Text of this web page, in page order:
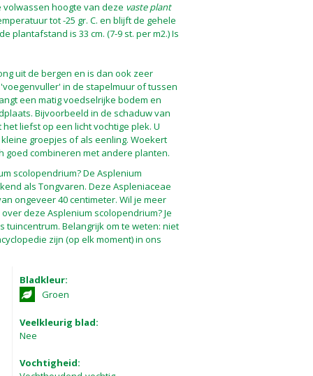
volwassen hoogte van deze vaste plant
tot -25 gr. C. en blijft de gehele
plantafstand is 33 cm. (7-9 st. per m2.) Is
uit de bergen en is dan ook zeer
in de stapelmuur of tussen
een matig voedselrijke bodem en
Bijvoorbeeld in de schaduw van
liefst op een licht vochtige plek. U
groepjes of als eenling. Woekert
goed combineren met andere planten.
scolopendrium? De Asplenium
als Tongvaren. Deze Aspleniaceae
ongeveer 40 centimeter. Wil je meer
deze Asplenium scolopendrium? Je
tuincentrum. Belangrijk om te weten: niet
zijn (op elk moment) in ons
Bladkleur:
Groen
Veelkleurig blad:
Nee
Vochtigheid: